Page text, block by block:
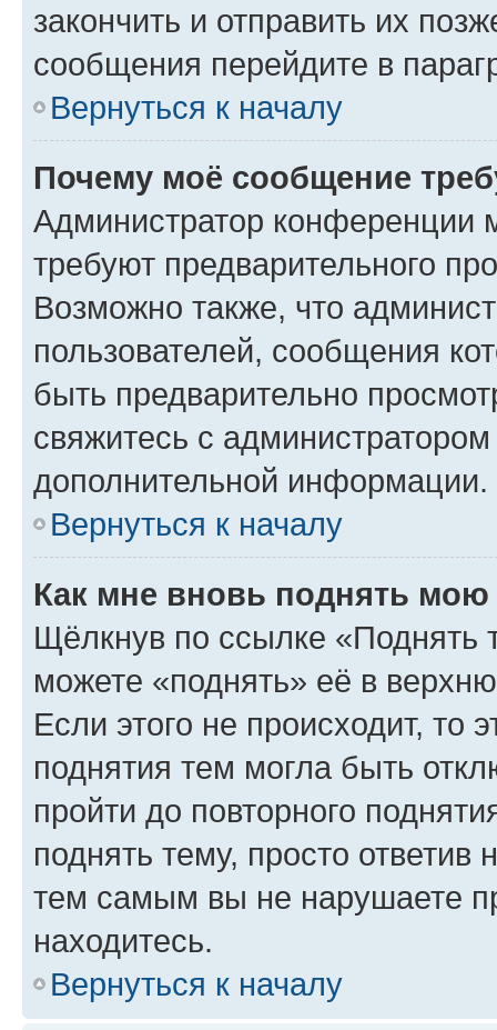
закончить и отправить их
сообщения перейдите в
Вернуться к началу
Почему моё сообщение
Администратор конференции
требуют предварительного
Возможно также, что
пользователей, сообщения
быть предварительно
свяжитесь с
дополнительной информации.
Вернуться к началу
Как мне вновь поднять мою
Щёлкнув по ссылке «Поднять
можете «поднять» её в
Если этого не происходит, то
поднятия тем могла быть
пройти до повторного
поднять тему, просто ответив
тем самым вы не нарушаете
находитесь.
Вернуться к началу